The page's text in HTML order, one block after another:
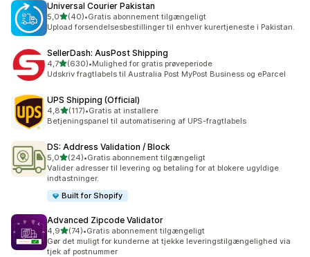
Universal Courier Pakistan
5,0ud af 5 stjerner
(40)
40 anmeldelser i alt
•Gratis abonnement tilgængeligt
Upload forsendelsesbestillinger til enhver kurertjeneste i Pakistan.
SellerDash: AusPost Shipping
4,7ud af 5 stjerner
(630)
630 anmeldelser i alt
•Mulighed for gratis prøveperiode
Udskriv fragtlabels til Australia Post MyPost Business og eParcel
UPS Shipping (Official)
4,8ud af 5 stjerner
(117)
117 anmeldelser i alt
•Gratis at installere
Betjeningspanel til automatisering af UPS-fragtlabels
DS: Address Validation / Block
5,0ud af 5 stjerner
(24)
24 anmeldelser i alt
•Gratis abonnement tilgængeligt
Valider adresser til levering og betaling for at blokere ugyldige
indtastninger.
Built for Shopify
Advanced Zipcode Validator
4,9ud af 5 stjerner
(74)
74 anmeldelser i alt
•Gratis abonnement tilgængeligt
Gør det muligt for kunderne at tjekke leveringstilgængelighed via
tjek af postnummer